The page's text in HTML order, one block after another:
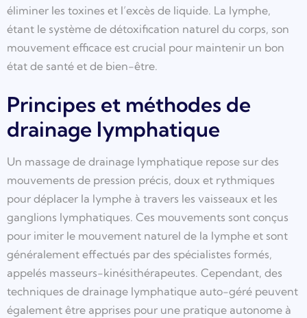
éliminer les toxines et l’excès de liquide. La lymphe,
étant le système de détoxification naturel du corps, son
mouvement efficace est crucial pour maintenir un bon
état de santé et de bien-être.
Principes et méthodes de
drainage lymphatique
Un massage de drainage lymphatique repose sur des
mouvements de pression précis, doux et rythmiques
pour déplacer la lymphe à travers les vaisseaux et les
ganglions lymphatiques. Ces mouvements sont conçus
pour imiter le mouvement naturel de la lymphe et sont
généralement effectués par des spécialistes formés,
appelés masseurs-kinésithérapeutes. Cependant, des
techniques de drainage lymphatique auto-géré peuvent
également être apprises pour une pratique autonome à